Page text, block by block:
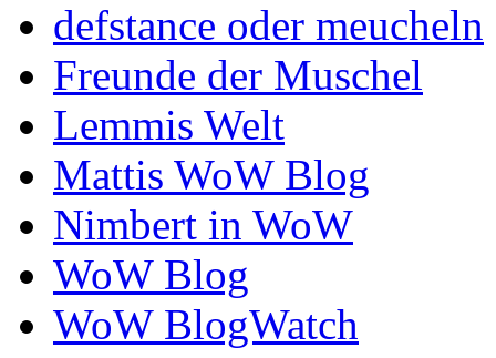
defstance oder meucheln
Freunde der Muschel
Lemmis Welt
Mattis WoW Blog
Nimbert in WoW
WoW Blog
WoW BlogWatch